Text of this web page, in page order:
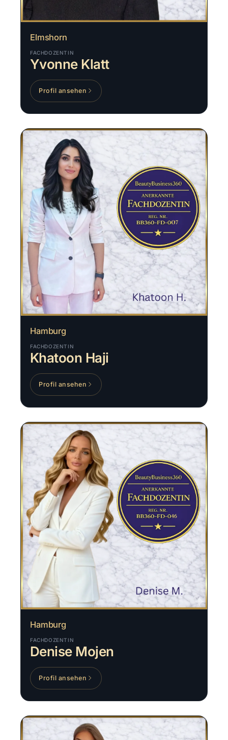
Elmshorn
FACHDOZENTIN
Yvonne Klatt
Profil ansehen
Hamburg
FACHDOZENTIN
Khatoon Haji
Profil ansehen
Hamburg
FACHDOZENTIN
Denise Mojen
Profil ansehen